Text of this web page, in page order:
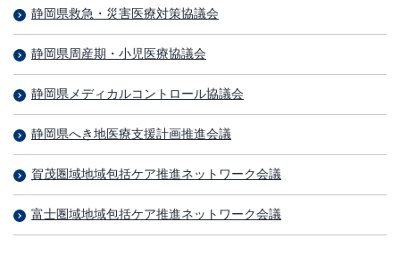
静岡県救急・災害医療対策協議会
静岡県周産期・小児医療協議会
静岡県メディカルコントロール協議会
静岡県へき地医療支援計画推進会議
賀茂圏域地域包括ケア推進ネットワーク会議
富士圏域地域包括ケア推進ネットワーク会議